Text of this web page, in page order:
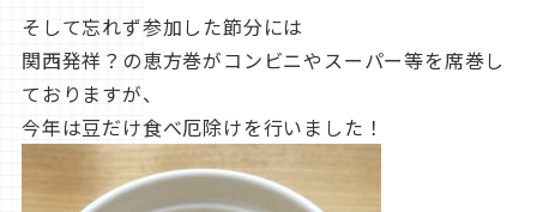
そして忘れず参加した節分には
関西発祥？の恵方巻がコンビニやスーパー等を席巻し
ておりますが、
今年は豆だけ食べ厄除けを行いました！